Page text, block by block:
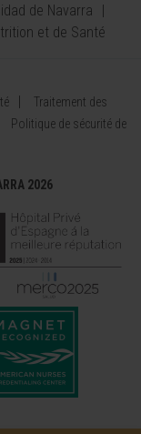
de Navarra
et de Santé
Traitement des
Politique de sécurité de
2026